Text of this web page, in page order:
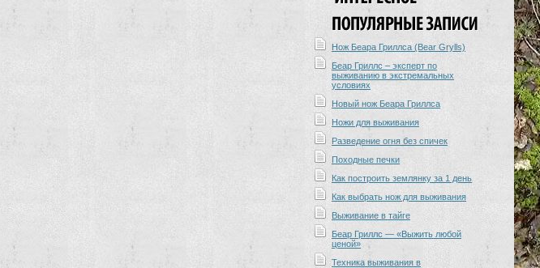
Нож Беара Гриллса (Bear Grylls)
Беар Гриллс – эксперт по
выживанию в экстремальных
условиях
Новый нож Беара Гриллса
Ножи для выживания
Разведение огня без спичек
Походные печки
Как построить землянку за 1 день
Как выбрать нож для выживания
Выживание в тайге
Беар Гриллс — «Выжить любой
ценой»
Техника выживания в